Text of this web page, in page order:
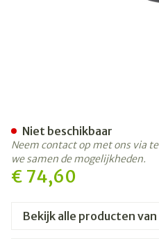
€ 74,60
Niet beschikbaar
Neem contact op met ons via
we samen de mogelijkheden.
Bekijk alle producten van